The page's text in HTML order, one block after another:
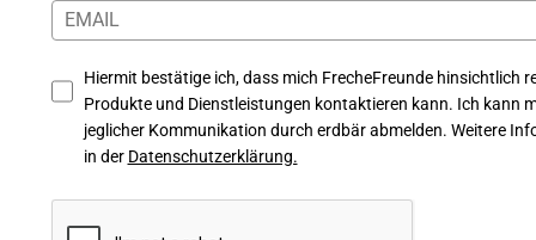
Hiermit bestätige ich, dass mich FrecheFreunde hinsichtlich
Produkte und Dienstleistungen kontaktieren kann. Ich kann
jeglicher Kommunikation durch erdbär abmelden. Weitere
in der Datenschutzerklärung.